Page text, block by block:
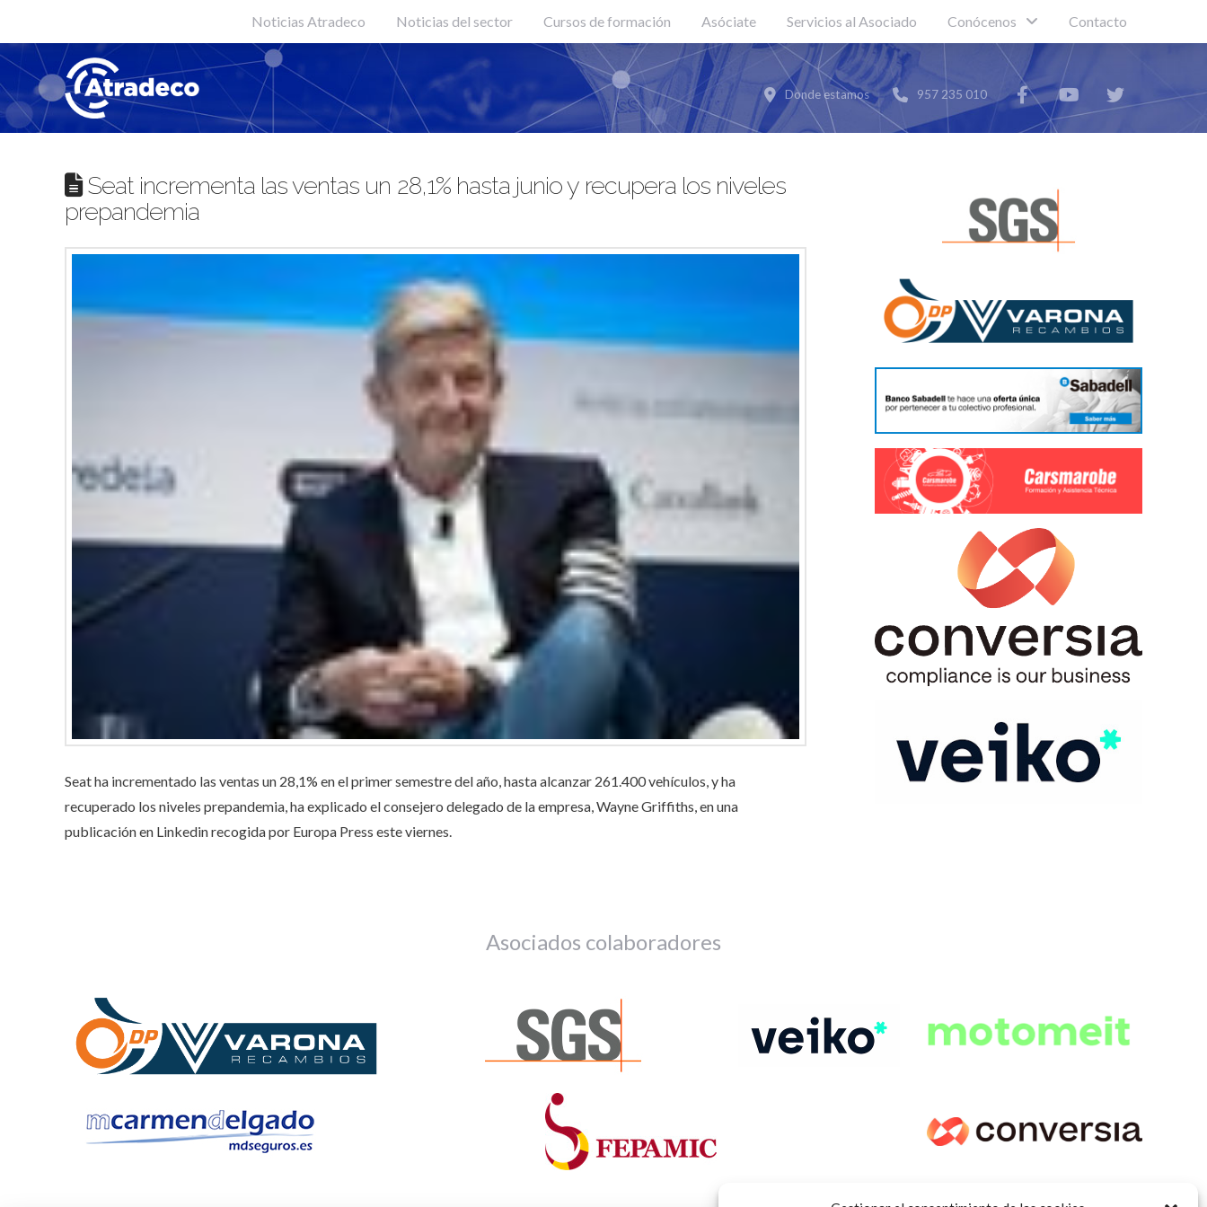
Noticias Atradeco Noticias del sector Cursos de formación Asóciate Servicios al Asociado Conócenos Contacto
Donde estamos 957 235 010
Seat incrementa las ventas un 28,1% hasta junio y recupera los niveles
prepandemia
Seat ha incrementado las ventas un 28,1% en el primer semestre del año, hasta alcanzar 261.400 vehículos, y ha
recuperado los niveles prepandemia, ha explicado el consejero delegado de la empresa, Wayne Griffiths, en una
publicación en Linkedin recogida por Europa Press este viernes.
Asociados colaboradores